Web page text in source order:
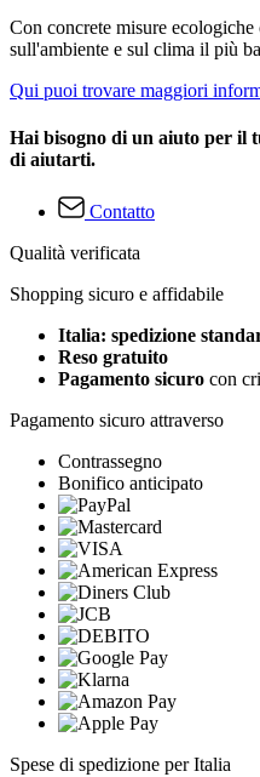
Con concrete misure
sull'ambiente e sul clima il più
Qui puoi trovare maggiori
Hai bisogno di un aiuto per il
di aiutarti.
Contatto
Qualità verificata
Shopping sicuro e affidabile
Italia: spedizione
Reso gratuito
Pagamento sicuro con
Pagamento sicuro attraverso
Contrassegno
Bonifico anticipato
Spese di spedizione per Italia